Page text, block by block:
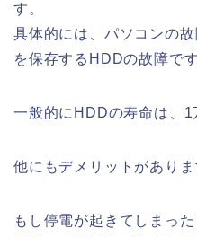
す。
具体的には、パソコンの
を保存するHDDの故障です
一般的にHDDの寿命は、1
他にもデメリットがありま
もし停電が起きてしまった